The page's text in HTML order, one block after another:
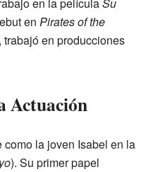
en la películaSu
en Pirates of the
, trabajó en producciones
Actuación
la joven Isabel en la
). Su primer papel